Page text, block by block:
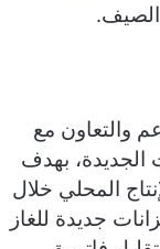
والتعاون مع
الجديدة، بهدف
المحلي خلال
جديدة للغاز